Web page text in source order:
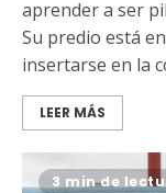
aprender a ser
Su predio está
insertarse en la
LEER MÁS
3 min de